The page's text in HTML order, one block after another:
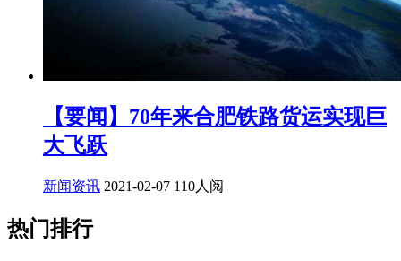
【要闻】70年来合肥铁路货运实现巨
大飞跃
新闻资讯 2021-02-07 110人阅
热门排行